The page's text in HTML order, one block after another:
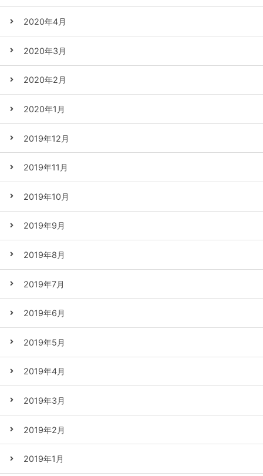
2020年4月
2020年3月
2020年2月
2020年1月
2019年12月
2019年11月
2019年10月
2019年9月
2019年8月
2019年7月
2019年6月
2019年5月
2019年4月
2019年3月
2019年2月
2019年1月